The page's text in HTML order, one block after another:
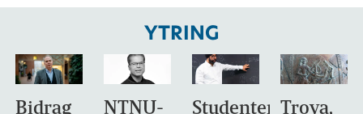
YTRING
Bidrag
NTNU-
StudenteneTroya,